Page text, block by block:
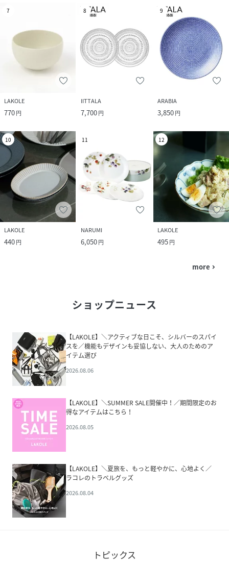
7
LAKOLE
770円
8
IITTALA
7,700円
9
ARABIA
3,850円
10
LAKOLE
440円
11
NARUMI
6,050円
12
LAKOLE
495円
more navigate_next
ショップニュース
【LAKOLE】＼アクティブな日こそ、シルバーのスパイ
スを／機能もデザインも妥協しない、大人のためのア
イテム選び
2026.08.06
【LAKOLE】＼SUMMER SALE開催中！／期間限定のお
得なアイテムはこちら！
2026.08.05
【LAKOLE】＼夏旅を、もっと軽やかに、心地よく／
ラコレのトラベルグッズ
2026.08.04
トピックス